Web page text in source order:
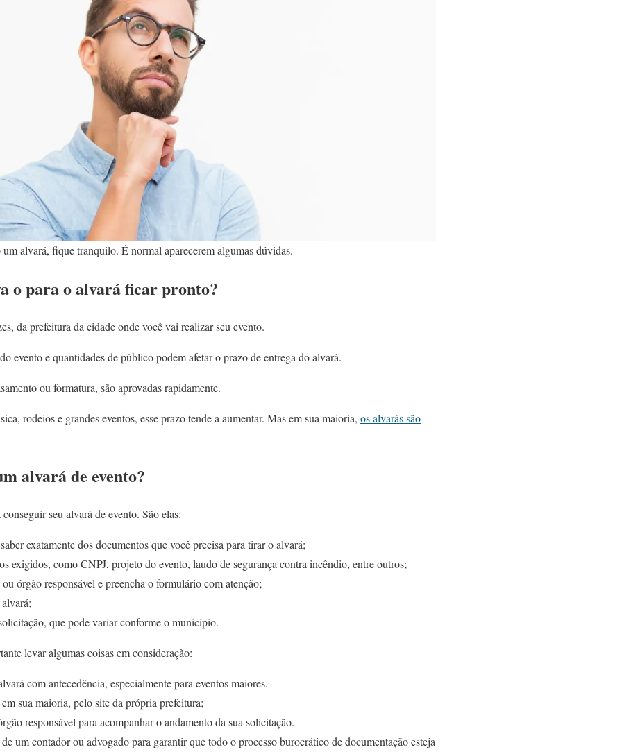
alvará, fique tranquilo. É normal aparecerem algumas dúvidas.
o para o alvará ficar pronto?
da prefeitura da cidade onde você vai realizar seu evento.
evento e quantidades de público podem afetar o prazo de entrega do alvará.
ou formatura, são aprovadas rapidamente.
rodeios e grandes eventos, esse prazo tende a aumentar. Mas em sua maioria, os alvarás são
alvará de evento?
seu alvará de evento. São elas:
exatamente dos documentos que você precisa para tirar o alvará;
exigidos, como CNPJ, projeto do evento, laudo de segurança contra incêndio, entre outros;
órgão responsável e preencha o formulário com atenção;
que pode variar conforme o município.
levar algumas coisas em consideração:
com antecedência, especialmente para eventos maiores.
sua maioria, pelo site da própria prefeitura;
responsável para acompanhar o andamento da sua solicitação.
um contador ou advogado para garantir que todo o processo burocrático de documentação esteja